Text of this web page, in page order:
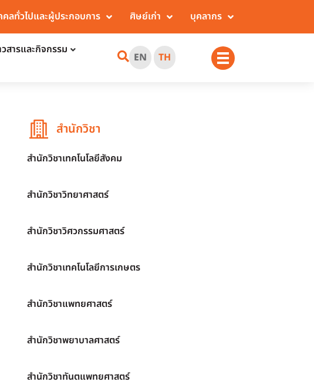
ลทั่วไปและผู้ประกอบการ ศิษย์เก่า บุคลากร
วสารและกิจกรรม
EN TH
สำนักวิชา
สำนักวิชาเทคโนโลยีสังคม
สำนักวิชาวิทยาศาสตร์
สำนักวิชาวิศวกรรมศาสตร์
สำนักวิชาเทคโนโลยีการเกษตร
สำนักวิชาแพทยศาสตร์
สำนักวิชาพยาบาลศาสตร์
สำนักวิชาทันตแพทยศาสตร์